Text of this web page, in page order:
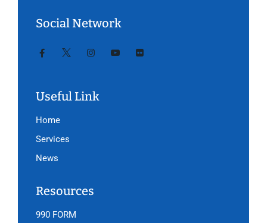
Social Network
Useful Link
Home
Services
News
Resources
990 FORM